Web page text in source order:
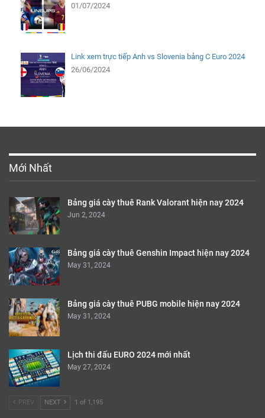
01/07/2024
Link xem trực tiếp Anh vs Slovenia bảng C Euro 2024
26/06/2024
Mới Nhất
Bảng giá cày thuê Rank Valorant hiện nay 2024
Jun 2, 2024
Bảng giá cày thuê Genshin Impact hiện nay 2024
May 31, 2024
Bảng giá cày thuê PUBG mobile hiện nay 2024
May 31, 2024
Lịch thi đấu EURO 2024 mới nhất
May 27, 2024
PREV NEXT 1 of 1,195